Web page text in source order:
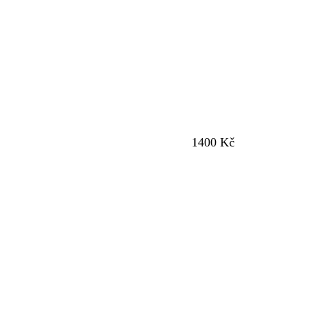
1400 Kč